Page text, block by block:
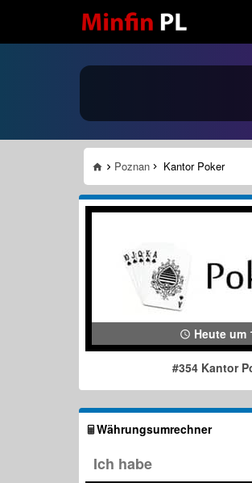
Poznan Kantor Poker
Heute um
#354 Kantor
Währungsumrechner